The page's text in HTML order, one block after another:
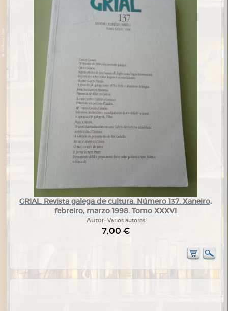
GRIAL. Revista galega de cultura. Número 137. Xaneiro,
febreiro, marzo 1998. Tomo XXXVI
Autor: Varios autores
7,00 €